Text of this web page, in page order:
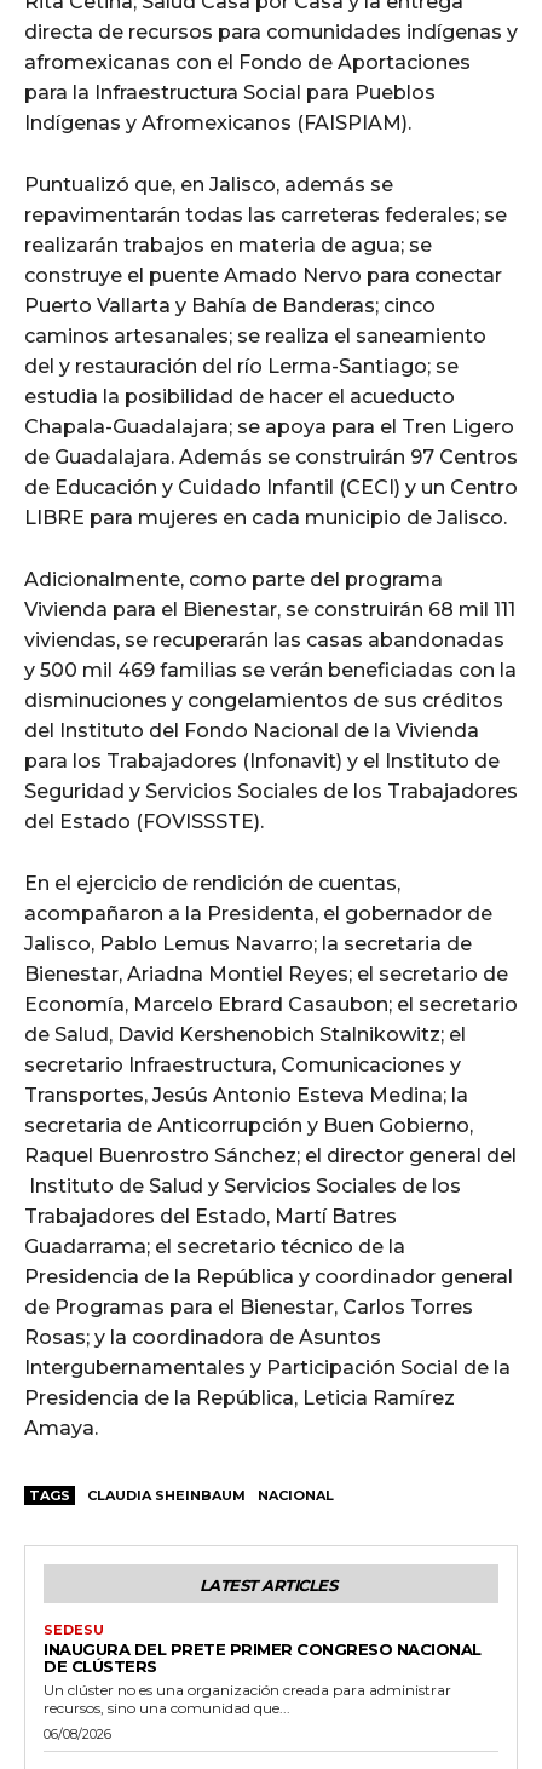
directa de recursos para comunidades indígenas y
afromexicanas con el Fondo de Aportaciones
para la Infraestructura Social para Pueblos
Indígenas y Afromexicanos (FAISPIAM).
Puntualizó que, en Jalisco, además se
repavimentarán todas las carreteras federales; se
realizarán trabajos en materia de agua; se
construye el puente Amado Nervo para conectar
Puerto Vallarta y Bahía de Banderas; cinco
caminos artesanales; se realiza el saneamiento
del y restauración del río Lerma-Santiago; se
estudia la posibilidad de hacer el acueducto
Chapala-Guadalajara; se apoya para el Tren Ligero
de Guadalajara. Además se construirán 97 Centros
de Educación y Cuidado Infantil (CECI) y un Centro
LIBRE para mujeres en cada municipio de Jalisco.
Adicionalmente, como parte del programa
Vivienda para el Bienestar, se construirán 68 mil 111
viviendas, se recuperarán las casas abandonadas
y 500 mil 469 familias se verán beneficiadas con la
disminuciones y congelamientos de sus créditos
del Instituto del Fondo Nacional de la Vivienda
para los Trabajadores (Infonavit) y el Instituto de
Seguridad y Servicios Sociales de los Trabajadores
del Estado (FOVISSSTE).
En el ejercicio de rendición de cuentas,
acompañaron a la Presidenta, el gobernador de
Jalisco, Pablo Lemus Navarro; la secretaria de
Bienestar, Ariadna Montiel Reyes; el secretario de
Economía, Marcelo Ebrard Casaubon; el secretario
de Salud, David Kershenobich Stalnikowitz; el
secretario Infraestructura, Comunicaciones y
Transportes, Jesús Antonio Esteva Medina; la
secretaria de Anticorrupción y Buen Gobierno,
Raquel Buenrostro Sánchez; el director general del
Instituto de Salud y Servicios Sociales de los
Trabajadores del Estado, Martí Batres
Guadarrama; el secretario técnico de la
Presidencia de la República y coordinador general
de Programas para el Bienestar, Carlos Torres
Rosas; y la coordinadora de Asuntos
Intergubernamentales y Participación Social de la
Presidencia de la República, Leticia Ramírez
Amaya.
TAGS CLAUDIA SHEINBAUM NACIONAL
LATEST ARTICLES
SEDESU
INAUGURA DEL PRETE PRIMER CONGRESO NACIONAL
DE CLÚSTERS
Un clúster no es una organización creada para administrar
recursos, sino una comunidad que...
06/08/2026